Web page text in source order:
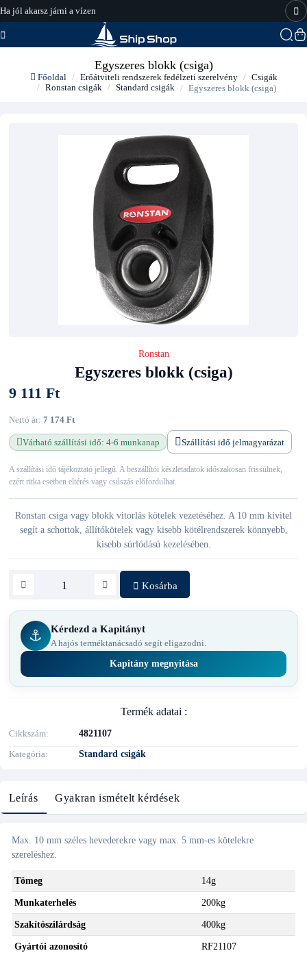
Ha jól akarsz járni a vízen
hajo-felszereles.hu
Egyszeres blokk (csiga)
Főoldal Erőátviteli rendszerek fedélzeti szerelvény
Csigák
Ronstan csigák
Standard csigák Egyszeres blokk (csiga)
Ronstan
Egyszeres blokk (csiga)
9 111 Ft
Nettó ár: 7 174 Ft
Várható szállítási idő: 4-6 munkanap Szállítási idő jelmagyarázat
A szállítási idő tájékoztató jellegű. A beszállítói készletadatok időszakosan frissülnek,
ezért ritka esetben eltérés vagy csúszás előfordulhat.
Ronstan csiga vagy blokk vitorlás kötelek vezetéséhez. A 10 mm kivitel
segít a schottok, állítókötelek vagy kisebb kötélrendszerek könnyebb,
kisebb súrlódású kezelésében.
Kosárba
⚓ Kérdezd a Kapitányt
A hajós terméktanácsadó segít eligazodni.
Kapitány megnyitása
Termék adatai :
Cikkszám
4821107
Kategória
Standard csigák
Leírás Gyakran ismételt kérdések
Max. 10 mm széles hevederekre vagy max. 5 mm-es kötelekre
szereléshez.
Tömeg 14g
Munkaterhelés 200kg
Szakítószilárdság 400kg
Gyártói azonosító RF21107